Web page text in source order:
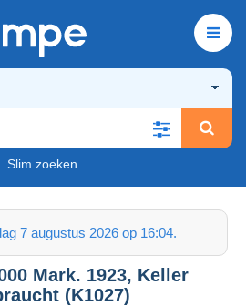
Slim zoeken
7 augustus 2026 op 16:04.
Mark. 1923, Keller
(K1027)